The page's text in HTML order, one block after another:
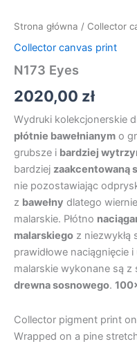
Strona główna / Collector
Collector canvas print
N173 Eyes
2020,00 zł
Wydruki kolekcjonerskie
płótnie bawełnianym o
grubsze i bardziej
bardziej zaakcentowaną
nie pozostawiając
z bawełny dlatego
malarskie. Płótno
malarskiego z niezwykłą
prawidłowe naciągnięcie i
malarskie wykonane są z
drewna sosnowego.
Collector pigment print
Wrapped on a pine